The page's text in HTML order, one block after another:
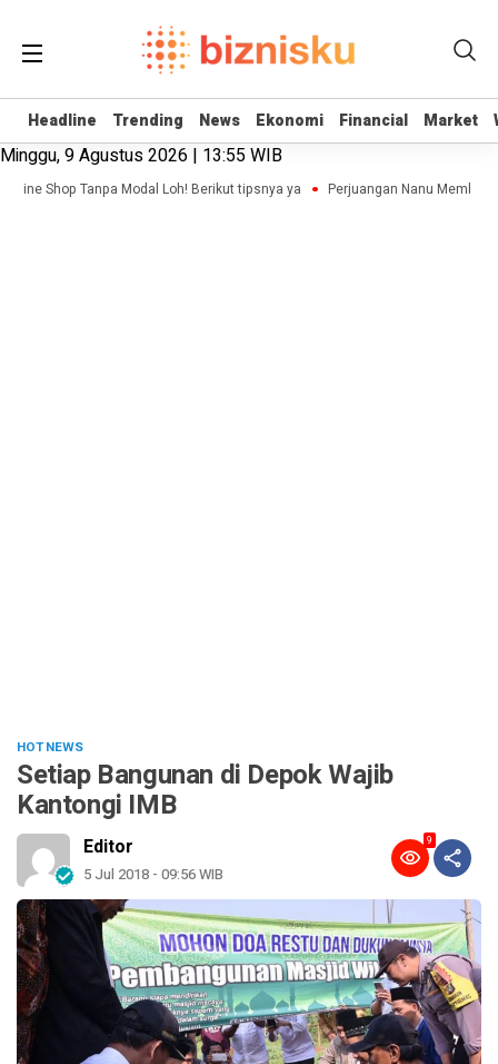
Headline Trending News Ekonomi Financial Market
Headline Trending News Ekonomi Financial Market
Minggu, 9 Agustus 2026 | 13:55 WIB
Shop Tanpa Modal Loh! Berikut tipsnya ya Perjuangan Nanu
HOT NEWS
Setiap Bangunan di Depok Wajib
Kantongi IMB
Editor
5 Jul 2018 - 09:56 WIB
9